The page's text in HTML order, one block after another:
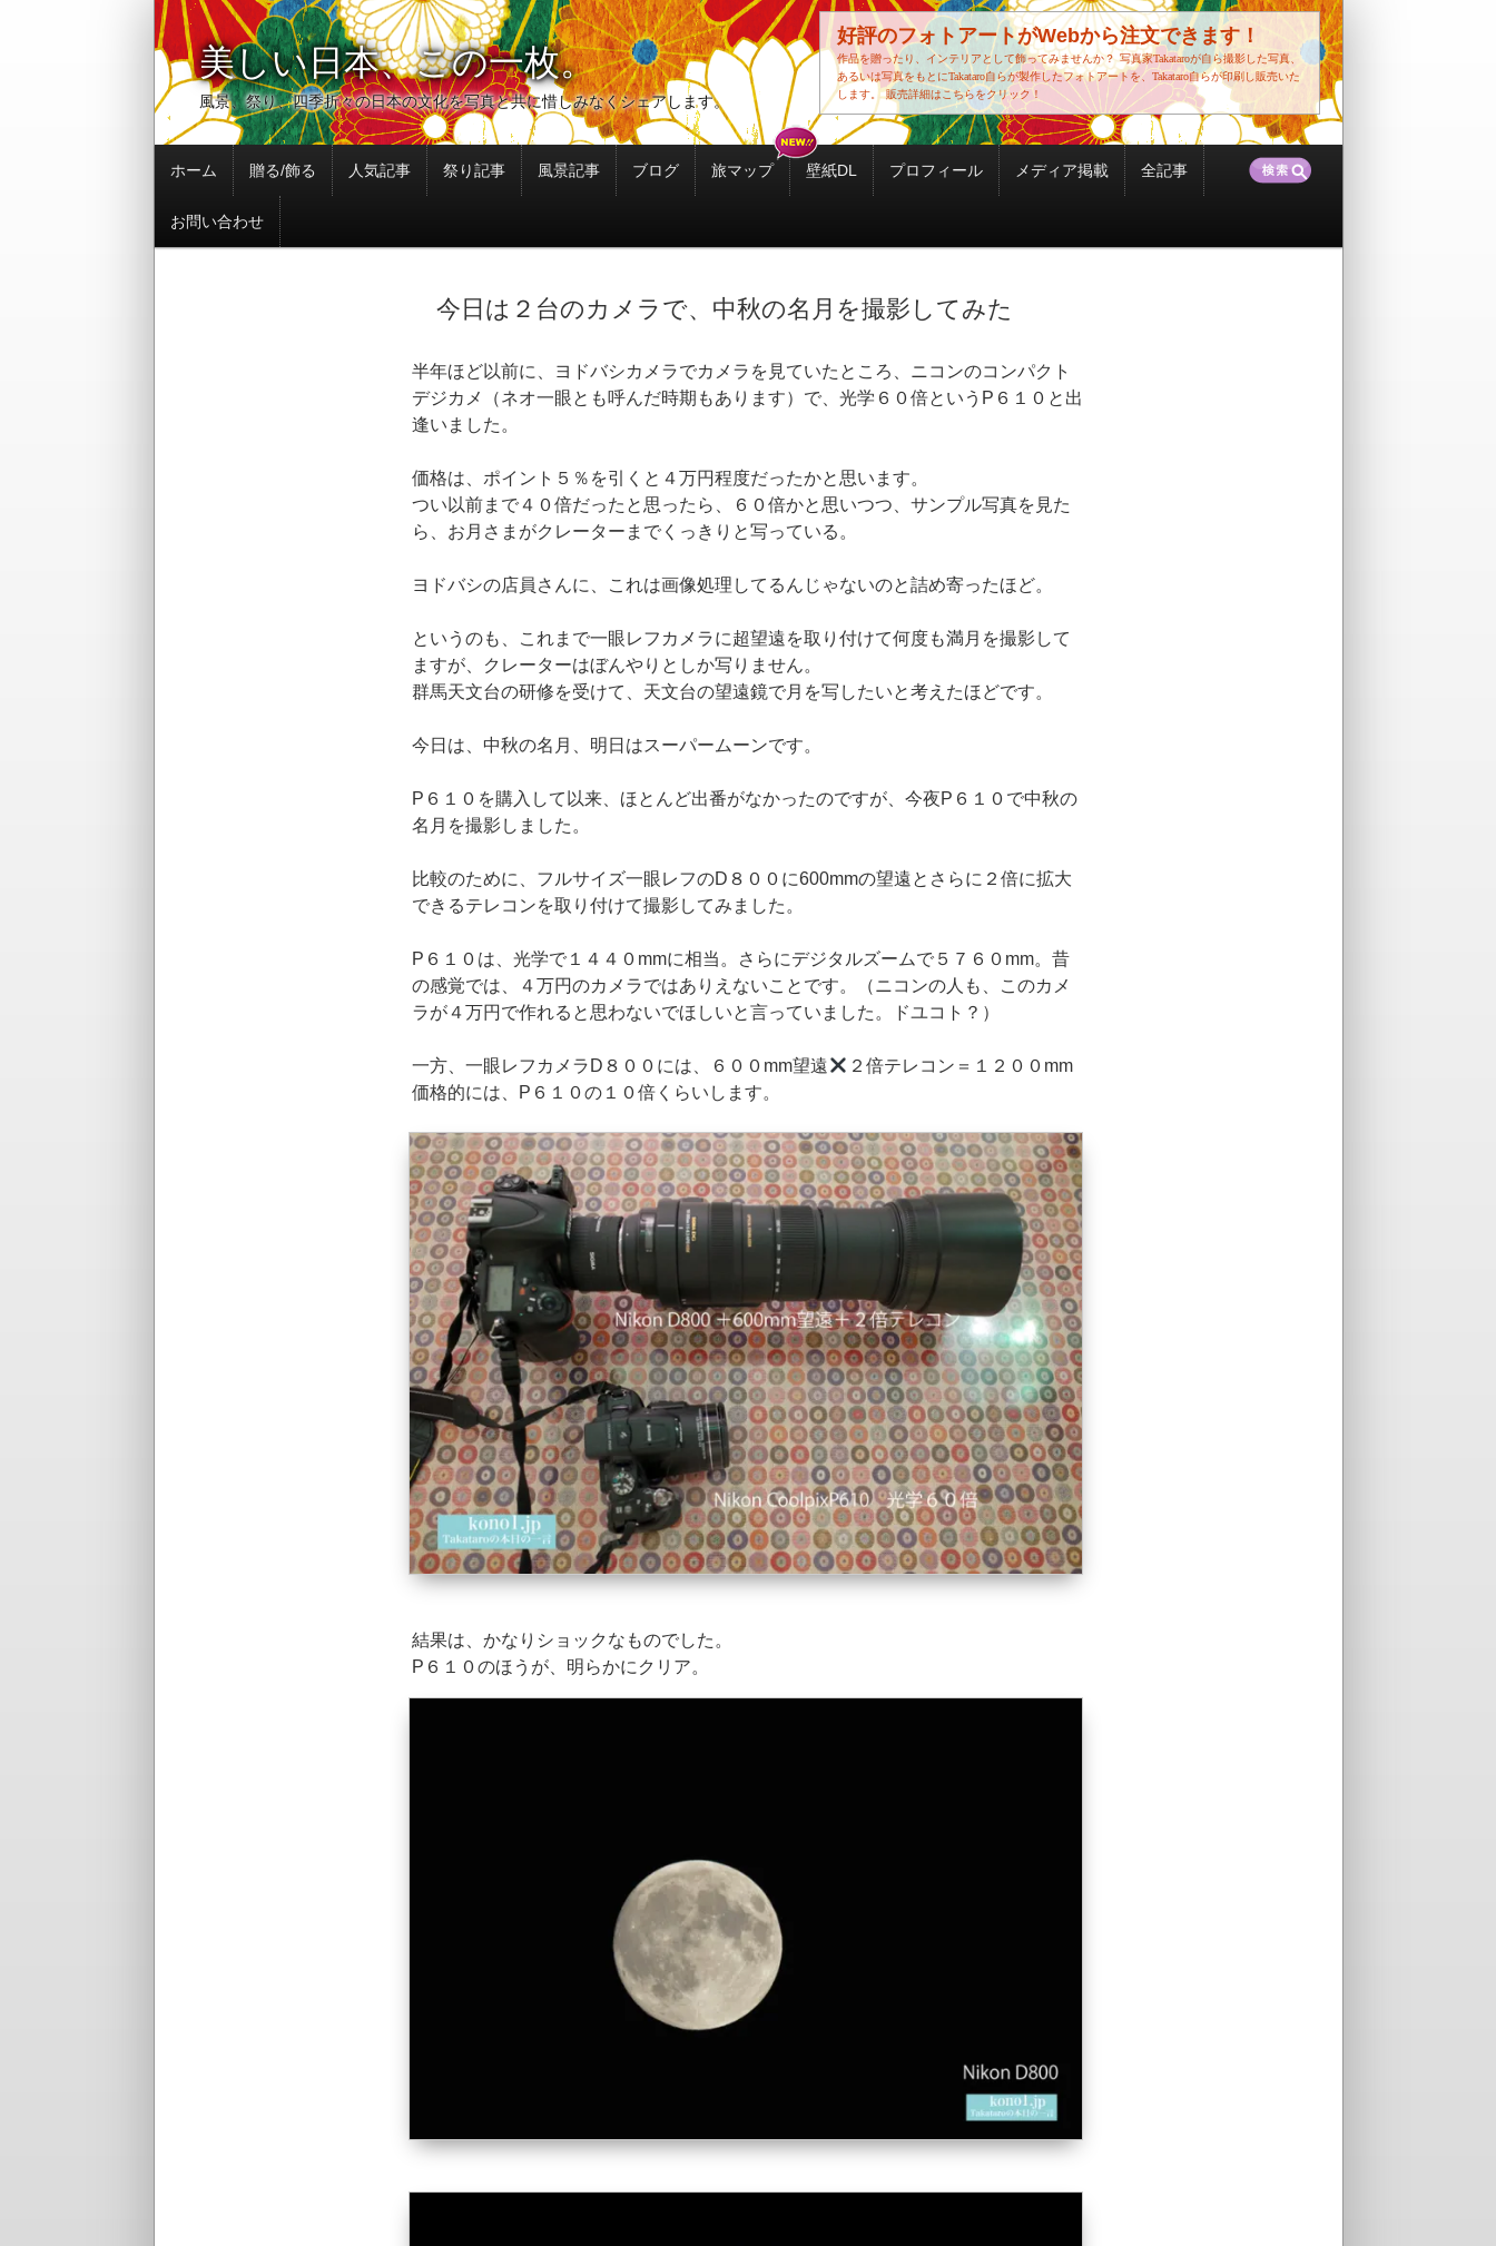
美しい日本、この一枚。
風景、祭り、四季折々の日本の文化を写真と共に惜しみなくシェアします。
好評のフォトアートがWebから注文できます！
作品を贈ったり、インテリアとして飾ってみませんか？ 写真家Takataroが自ら撮影した写真、
あるいは写真をもとにTakataro自らが製作したフォトアートを、Takataro自らが印刷し販売いた
します。 販売詳細はこちらをクリック！
ホーム 贈る/飾る 人気記事 祭り記事 風景記事 ブログ 旅マップ 壁紙DL プロフィール メディア掲載 全記事
お問い合わせ
検
索:
今日は２台のカメラで、中秋の名月を撮影してみた
半年ほど以前に、ヨドバシカメラでカメラを見ていたところ、ニコンのコンパクト
デジカメ（ネオ一眼とも呼んだ時期もあります）で、光学６０倍というP６１０と出
逢いました。
価格は、ポイント５％を引くと４万円程度だったかと思います。
つい以前まで４０倍だったと思ったら、６０倍かと思いつつ、サンプル写真を見た
ら、お月さまがクレーターまでくっきりと写っている。
ヨドバシの店員さんに、これは画像処理してるんじゃないのと詰め寄ったほど。
というのも、これまで一眼レフカメラに超望遠を取り付けて何度も満月を撮影して
ますが、クレーターはぼんやりとしか写りません。
群馬天文台の研修を受けて、天文台の望遠鏡で月を写したいと考えたほどです。
今日は、中秋の名月、明日はスーパームーンです。
P６１０を購入して以来、ほとんど出番がなかったのですが、今夜P６１０で中秋の
名月を撮影しました。
比較のために、フルサイズ一眼レフのD８００に600mmの望遠とさらに２倍に拡大
できるテレコンを取り付けて撮影してみました。
P６１０は、光学で１４４０mmに相当。さらにデジタルズームで５７６０mm。昔
の感覚では、４万円のカメラではありえないことです。（ニコンの人も、このカメ
ラが４万円で作れると思わないでほしいと言っていました。ドユコト？）
一方、一眼レフカメラD８００には、６００mm望遠
２倍テレコン＝１２００mm
価格的には、P６１０の１０倍くらいします。
結果は、かなりショックなものでした。
P６１０のほうが、明らかにクリア。